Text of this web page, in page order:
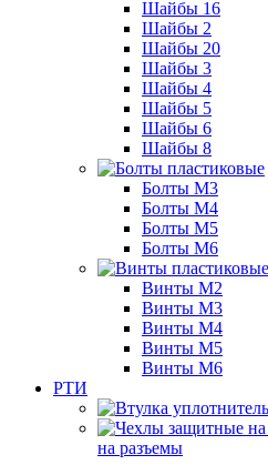
Шайбы 16
Шайбы 2
Шайбы 20
Шайбы 3
Шайбы 4
Шайбы 5
Шайбы 6
Шайбы 8
Болты М3
Болты М4
Болты М5
Болты М6
Винты М2
Винты М3
Винты М4
Винты М5
Винты М6
РТИ
на разъемы